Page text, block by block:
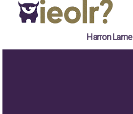
où
Harron Larne